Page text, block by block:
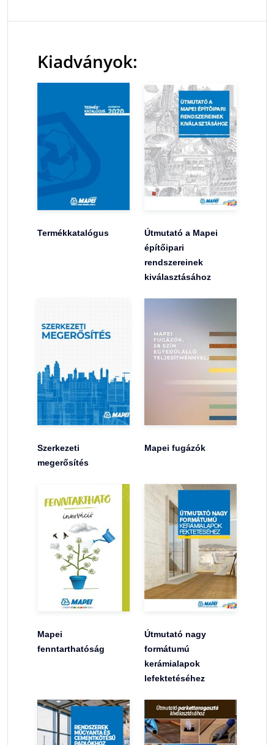
Kiadványok:
Termékkatalógus
Útmutató a Mapei
építőipari
rendszereinek
kiválasztásához
Szerkezeti
megerősítés
Mapei fugázók
Mapei
fenntarthatóság
Útmutató nagy
formátumú
kerámialapok
lefektetéséhez